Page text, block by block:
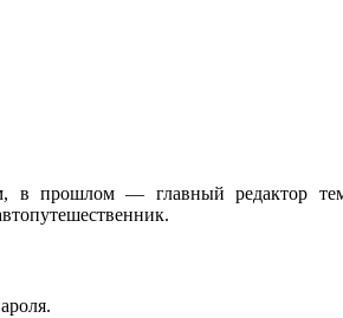
в прошлом — главный редактор